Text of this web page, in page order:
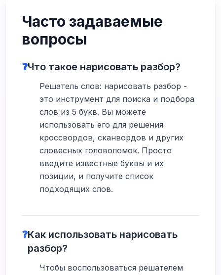
Часто задаваемые
вопросы
❓Что такое нарисовать разбор?
Решатель слов: нарисовать разбор -
это инструмент для поиска и подбора
слов из 5 букв. Вы можете
использовать его для решения
кроссвордов, сканвордов и других
словесных головоломок. Просто
введите известные буквы и их
позиции, и получите список
подходящих слов.
❓Как использовать нарисовать
разбор?
Чтобы воспользоваться решателем